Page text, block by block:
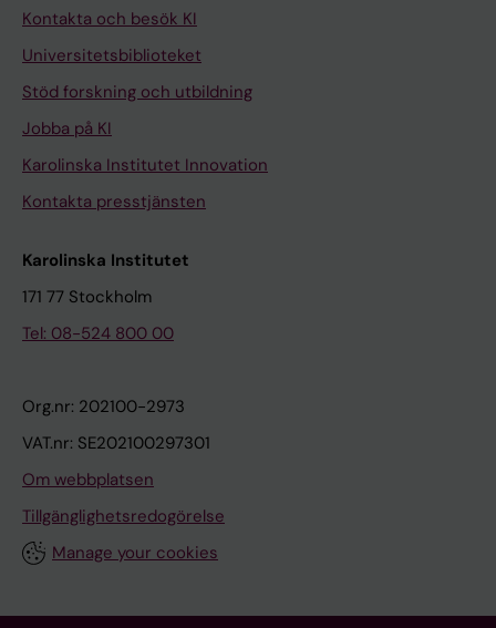
Kontakta och besök KI
Universitetsbiblioteket
Stöd forskning och utbildning
Jobba på KI
Karolinska Institutet Innovation
Kontakta presstjänsten
Karolinska Institutet
171 77 Stockholm
Tel: 08-524 800 00
Org.nr: 202100-2973
VAT.nr: SE202100297301
Om webbplatsen
Tillgänglighetsredogörelse
Manage your cookies